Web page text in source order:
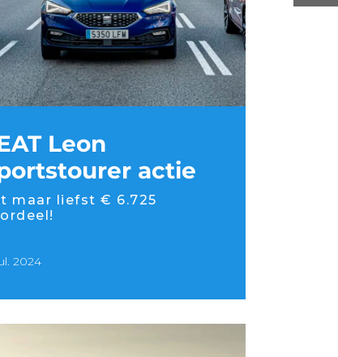
Leon
actie
maar liefst € 6.725
2024